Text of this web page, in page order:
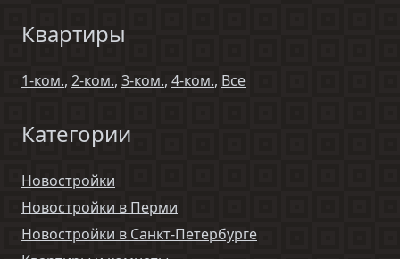
Квартиры
1-ком., 2-ком., 3-ком., 4-ком., Все
Категории
Новостройки
Новостройки в Перми
Новостройки в Санкт-Петербурге